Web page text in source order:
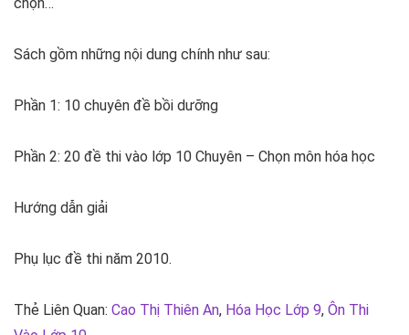
Sách gồm những nội dung chính như sau:
Phần 1: 10 chuyên đề bồi dưỡng
Phần 2: 20 đề thi vào lớp 10 Chuyên – Chọn môn hóa học
Hướng dẫn giải
Phụ lục đề thi năm 2010.
Thẻ Liên Quan: Cao Thị Thiên An, Hóa Học Lớp 9, Ôn Thi